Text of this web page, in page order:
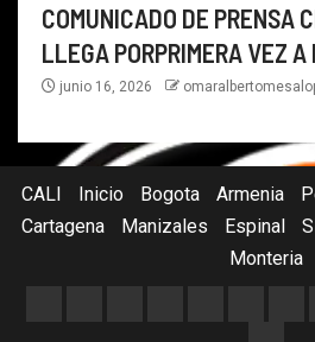
COMUNICADO DE PRENSA
LLEGA PORPRIMERA VEZ
junio 16, 2026
CALI Inicio Bogota Armenia
Cartagena
Manizales Espinal
Monteria